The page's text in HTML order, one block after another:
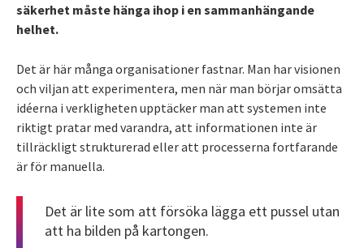
säkerhet måste hänga ihop i en sammanhängande
helhet.
Det är här många organisationer fastnar. Man har visionen
och viljan att experimentera, men när man börjar omsätta
idéerna i verkligheten upptäcker man att systemen inte
riktigt pratar med varandra, att informationen inte är
tillräckligt strukturerad eller att processerna fortfarande
är för manuella.
Det är lite som att försöka lägga ett pussel utan
att ha bilden på kartongen.